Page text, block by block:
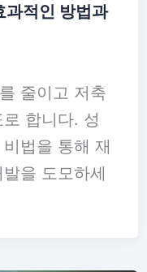
과적인 방법과
줄이고 저축
합니다. 성
법을 통해 재
을 도모하세